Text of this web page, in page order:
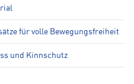
für volle Bewegungsfreiheit
und Kinnschutz